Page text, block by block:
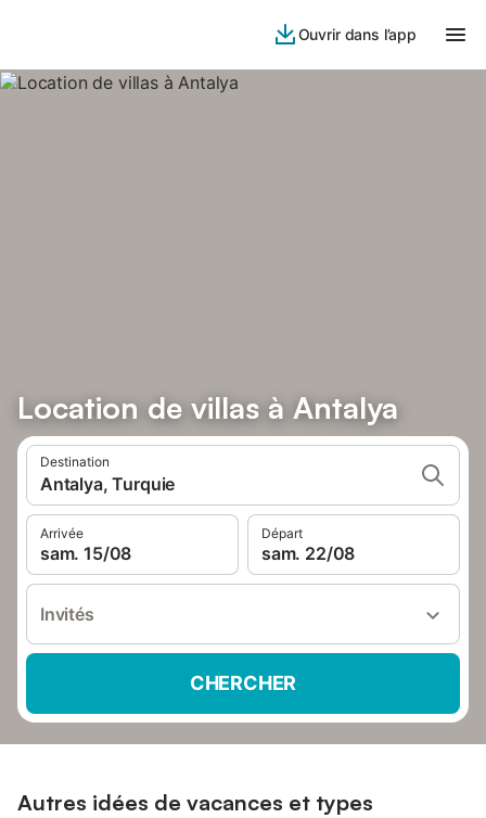
Ouvrir dans l’app
Location de villas à Antalya
Destination
Antalya, Turquie
Arrivée
sam. 15/08
Départ
sam. 22/08
Invités
CHERCHER
Autres idées de vacances et types